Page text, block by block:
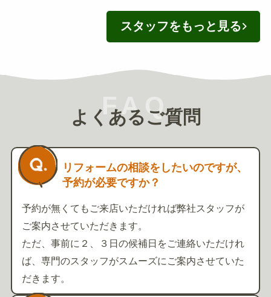
スタッフをもっと見る
よくあるご質問
FAQ
リフォームの相談をしたいのですが、
予約が必要ですか？
予約が無くてもご来店いただければ弊社スタッフが
ご案内させていただきます。
ただ、事前に２、３日の候補日をご連絡いただけれ
ば、専門のスタッフがスムーズにご案内させていた
だきます。